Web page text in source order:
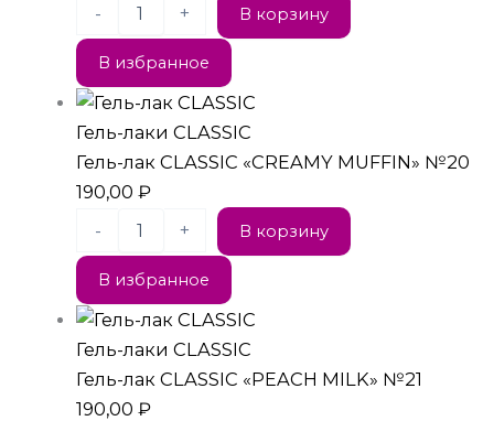
-
+ В корзину
В избранное
Гель-лаки CLASSIC
Гель-лак CLASSIC «CREAMY MUFFIN» №20
190,00₽
-
+ В корзину
В избранное
Гель-лаки CLASSIC
Гель-лак CLASSIC «PEACH MILK» №21
190,00₽